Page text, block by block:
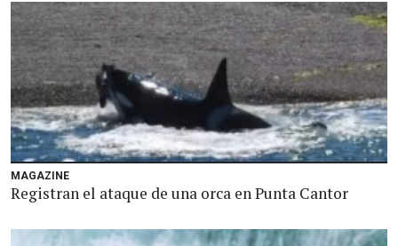
MAGAZINE
Registran el ataque de una orca en Punta Cantor